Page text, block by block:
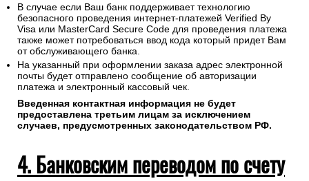
В случае если Ваш банк поддерживает технологию
безопасного проведения интернет-платежей Verified By
Visa или MasterCard Secure Code для проведения платежа
также может потребоваться ввод кода который придет Вам
от обслуживающего банка.
На указанный при оформлении заказа адрес электронной
почты будет отправлено сообщение об авторизации
платежа и электронный кассовый чек.
Введенная контактная информация не будет
предоставлена третьим лицам за исключением
случаев, предусмотренных законодательством РФ.
4. Банковским переводом по счету